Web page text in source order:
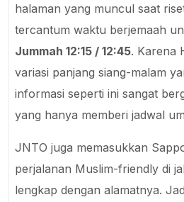
halaman yang muncul saat
tercantum waktu berjemaah
Jummah 12:15 / 12:45. Karena
variasi panjang siang-malam
informasi seperti ini sangat
yang hanya memberi jadwal
JNTO juga memasukkan
perjalanan Muslim-friendly di
lengkap dengan alamatnya.